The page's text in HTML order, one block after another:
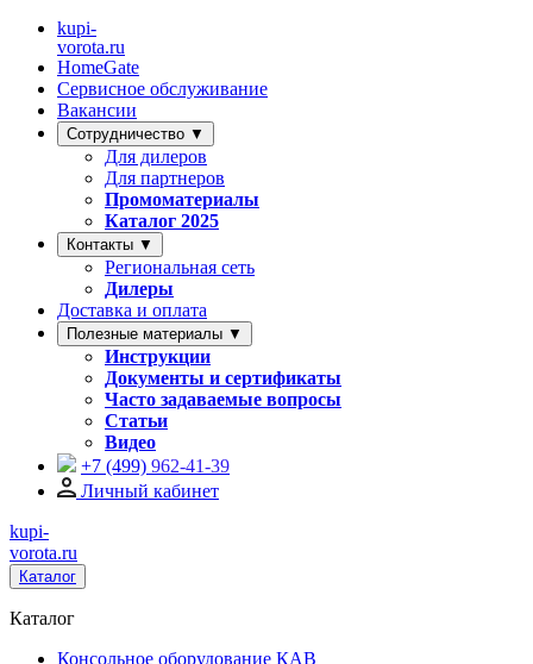
kupi-
vorota.ru
HomeGate
Сервисное обслуживание
Вакансии
Сотрудничество ▼
Для дилеров
Для партнеров
Промоматериалы
Каталог 2025
Контакты ▼
Региональная сеть
Дилеры
Доставка и оплата
Полезные материалы ▼
Инструкции
Документы и сертификаты
Часто задаваемые вопросы
Статьи
Видео
+7 (499) 962-41-39
Личный кабинет
kupi-
vorota.ru
Каталог
Каталог
Консольное оборудование КАВ